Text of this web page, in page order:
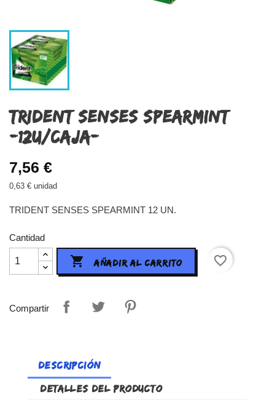
TRIDENT SENSES SPEARMINT
-12U/CAJA-
7,56 €
0,63 € unidad
TRIDENT SENSES SPEARMINT 12 UN.
Cantidad
 AÑADIR AL CARRITO favorite_border
Compartir
DESCRIPCIÓN
DETALLES DEL PRODUCTO